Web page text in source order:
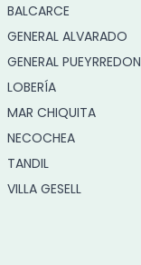
BALCARCE
GENERAL ALVARADO
GENERAL PUEYRREDON
LOBERÍA
MAR CHIQUITA
NECOCHEA
TANDIL
VILLA GESELL